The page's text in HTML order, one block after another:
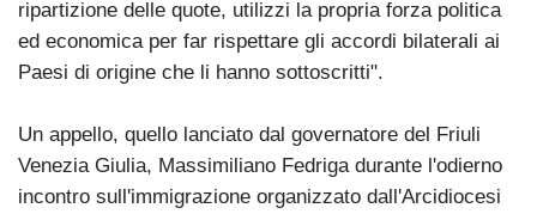
ripartizione delle quote, utilizzi la propria forza politica
ed economica per far rispettare gli accordi bilaterali ai
Paesi di origine che li hanno sottoscritti".
Un appello, quello lanciato dal governatore del Friuli
Venezia Giulia, Massimiliano Fedriga durante l'odierno
incontro sull'immigrazione organizzato dall'Arcidiocesi